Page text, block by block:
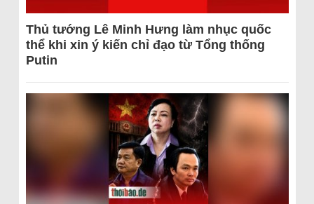
Thủ tướng Lê Minh Hưng làm nhục quốc
thể khi xin ý kiến chỉ đạo từ Tổng thống
Putin